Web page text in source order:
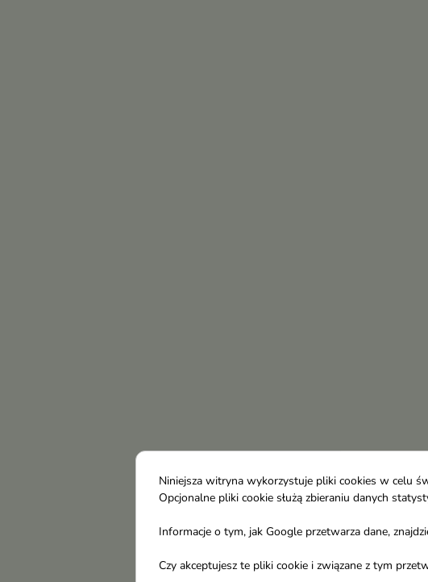
Niniejsza witryna wykorzystuje pliki cookies w celu
Opcjonalne pliki cookie służą zbieraniu danych
Informacje o tym, jak Google przetwarza dane,
Czy akceptujesz te pliki cookie i związane z tym